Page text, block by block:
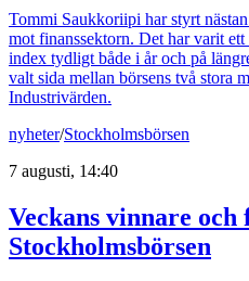
Tommi Saukkoriipi har styrt
mot finanssektorn. Det har varit
index tydligt både i år och på
valt sida mellan börsens två stora
Industrivärden.
nyheter/Stockholmsbörsen
7 augusti, 14:40
Veckans vinnare
Stockholmsbörsen